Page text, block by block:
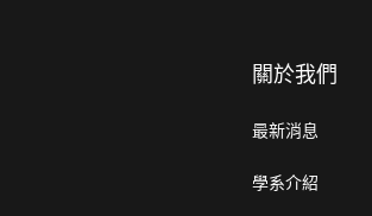
關於我們
最新消息
學系介紹